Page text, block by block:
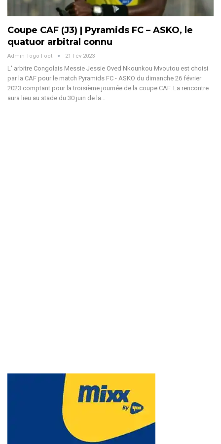
Coupe CAF (J3) | Pyramids FC – ASKO, le
quatuor arbitral connu
Admin Togo Foot 21 Fév 2023
L' arbitre Congolais Messie Jessie Oved Nkounkou Mvoutou est choisi
par la CAF pour le match Pyramids FC - ASKO du dimanche 26 février
2023 comptant pour la troisième journée de la coupe CAF. La rencontre
aura lieu au stade du 30 juin de la…